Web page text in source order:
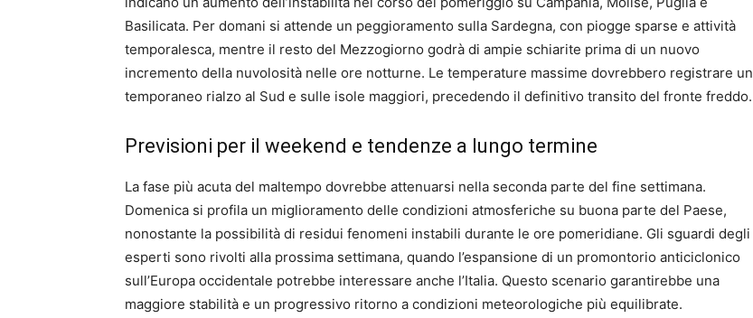
Basilicata. Per domani si attende un peggioramento sulla Sardegna, con piogge sparse e attività
temporalesca, mentre il resto del Mezzogiorno godrà di ampie schiarite prima di un nuovo
incremento della nuvolosità nelle ore notturne. Le temperature massime dovrebbero registrare un
temporaneo rialzo al Sud e sulle isole maggiori, precedendo il definitivo transito del fronte freddo.
Previsioni per il weekend e tendenze a lungo termine
La fase più acuta del maltempo dovrebbe attenuarsi nella seconda parte del fine settimana.
Domenica si profila un miglioramento delle condizioni atmosferiche su buona parte del Paese,
nonostante la possibilità di residui fenomeni instabili durante le ore pomeridiane. Gli sguardi degli
esperti sono rivolti alla prossima settimana, quando l’espansione di un promontorio anticiclonico
sull’Europa occidentale potrebbe interessare anche l’Italia. Questo scenario garantirebbe una
maggiore stabilità e un progressivo ritorno a condizioni meteorologiche più equilibrate.